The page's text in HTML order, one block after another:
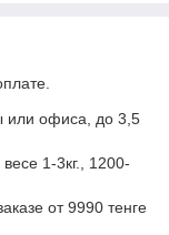
или офиса, до 3,5
1-3кг., 1200-
от 9990 тенге